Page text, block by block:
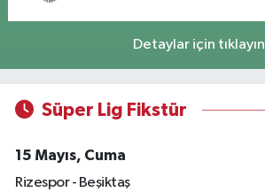
Detaylar için tıklayın
Süper Lig Fikstür
15 Mayıs, Cuma
Rizespor - Beşiktaş